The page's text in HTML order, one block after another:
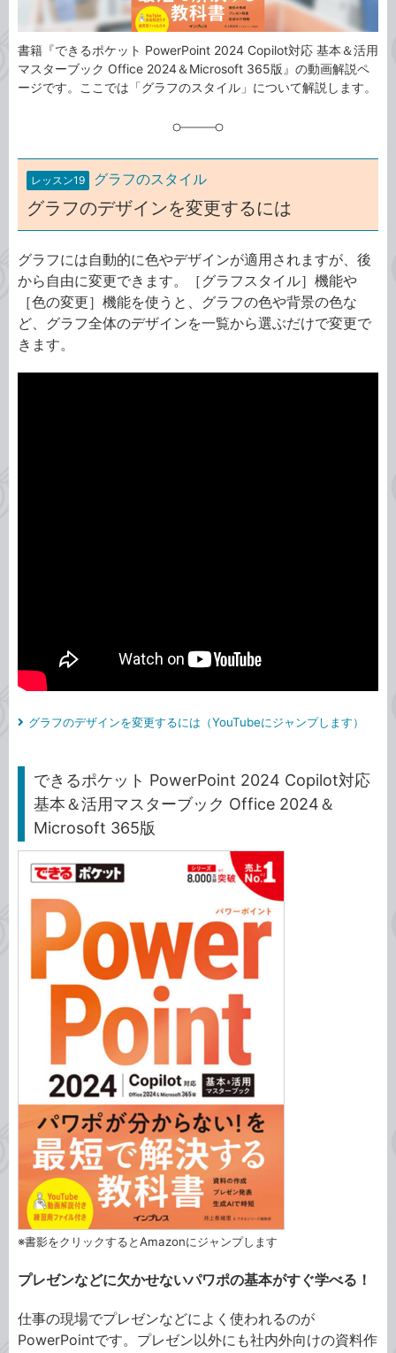
書籍『できるポケット PowerPoint 2024 Copilot対応 基本＆活用
マスターブック Office 2024＆Microsoft 365版』の動画解説ペ
ージです。ここでは「グラフのスタイル」について解説します。
レッスン19 グラフのスタイル
グラフのデザインを変更するには
グラフには自動的に色やデザインが適用されますが、後
から自由に変更できます。［グラフスタイル］機能や
［色の変更］機能を使うと、グラフの色や背景の色な
ど、グラフ全体のデザインを一覧から選ぶだけで変更で
きます。
グラフのデザインを変更するには（YouTubeにジャンプします）
できるポケット PowerPoint 2024 Copilot対応
基本＆活用マスターブック Office 2024＆
Microsoft 365版
※書影をクリックするとAmazonにジャンプします
プレゼンなどに欠かせないパワポの基本がすぐ学べる！
仕事の現場でプレゼンなどによく使われるのが
PowerPointです。プレゼン以外にも社内外向けの資料作